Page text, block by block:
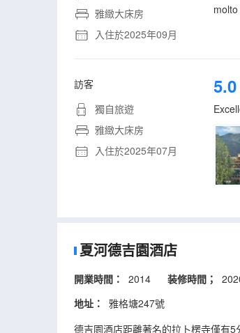
雅緻大床房
入住於2025年09月
訪客
獨自旅遊
雅緻大床房
入住於2025年07月
5.0
夏河德吉園酒店
開業時間： 2014 装修時間；
地址：
雅格塘247號
德吉園酒店距離著名的拉卜楞寺僅有